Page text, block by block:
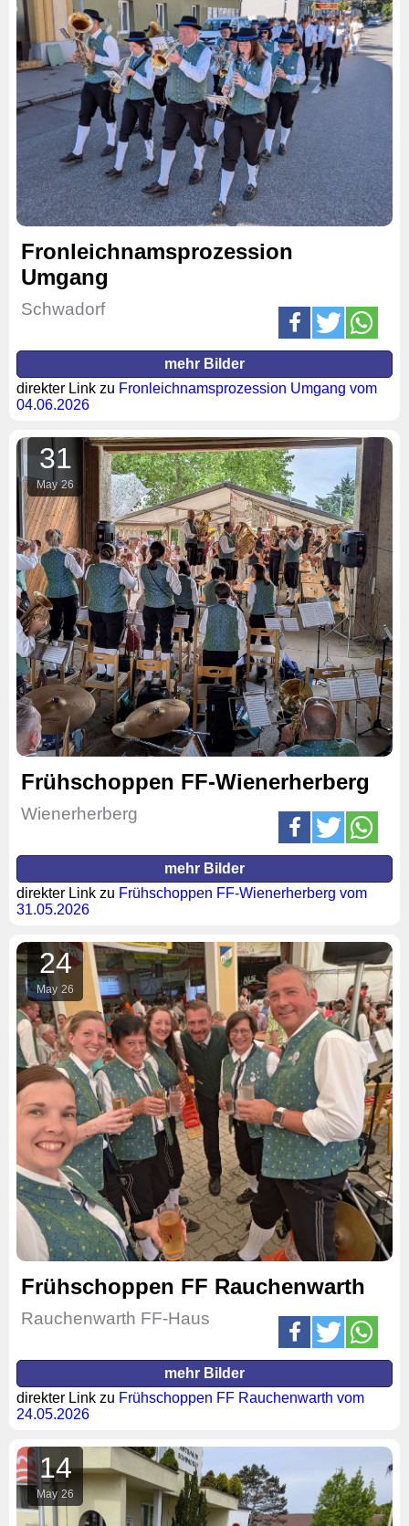
Fronleichnamsprozession
Umgang
Schwadorf
mehr Bilder
direkter Link zu Fronleichnamsprozession Umgang vom
04.06.2026
31
May 26
Frühschoppen FF-Wienerherberg
Wienerherberg
mehr Bilder
direkter Link zu Frühschoppen FF-Wienerherberg vom
31.05.2026
24
May 26
Frühschoppen FF Rauchenwarth
Rauchenwarth FF-Haus
mehr Bilder
direkter Link zu Frühschoppen FF Rauchenwarth vom
24.05.2026
14
May 26